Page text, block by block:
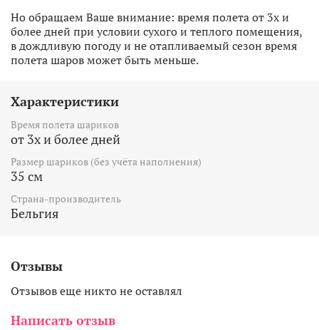
Но обращаем Ваше внимание: время полета от 3х и
более дней при условии сухого и теплого помещения,
в дождливую погоду и не отапливаемый сезон время
полета шаров может быть меньше.
Характеристики
Время полета шариков
от 3х и более дней
Размер шариков (без учёта наполнения)
35 см
Страна-производитель
Бельгия
Отзывы
Отзывов еще никто не оставлял
Написать отзыв